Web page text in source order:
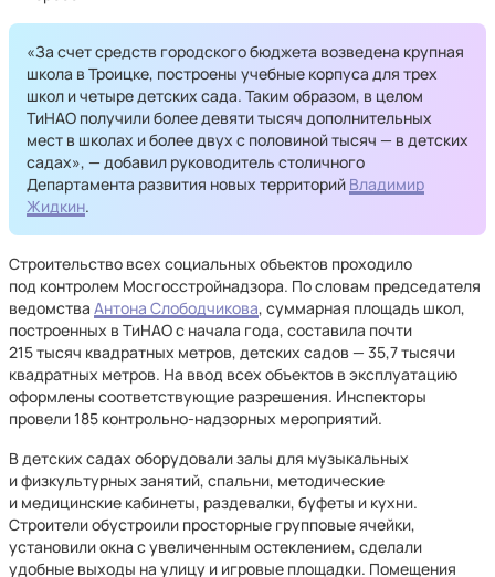
«За счет средств городского бюджета возведена крупная
школа в Троицке, построены учебные корпуса для трех
школ и четыре детских сада. Таким образом, в целом
ТиНАО получили более девяти тысяч дополнительных
мест в школах и более двух с половиной тысяч — в детских
садах», — добавил руководитель столичного
Департамента развития новых территорий Владимир
Жидкин.
Строительство всех социальных объектов проходило
под контролем Мосгосстройнадзора. По словам председателя
ведомства Антона Слободчикова, суммарная площадь школ,
построенных в ТиНАО с начала года, составила почти
215 тысяч квадратных метров, детских садов — 35,7 тысячи
квадратных метров. На ввод всех объектов в эксплуатацию
оформлены соответствующие разрешения. Инспекторы
провели 185 контрольно-надзорных мероприятий.
В детских садах оборудовали залы для музыкальных
и физкультурных занятий, спальни, методические
и медицинские кабинеты, раздевалки, буфеты и кухни.
Строители обустроили просторные групповые ячейки,
установили окна с увеличенным остеклением, сделали
удобные выходы на улицу и игровые площадки. Помещения